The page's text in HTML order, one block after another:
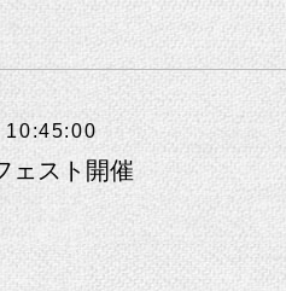
10:45:00
ェスト開催